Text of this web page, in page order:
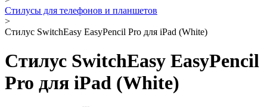
Стилусы для телефонов и планшетов
>
Стилус SwitchEasy EasyPencil Pro для iPad (White)
Стилус SwitchEasy EasyPencil
Pro для iPad (White)